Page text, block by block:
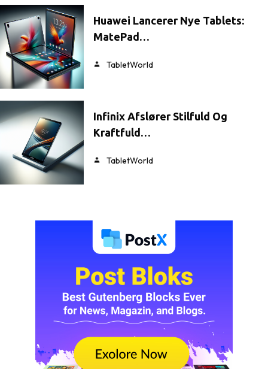
Huawei Lancerer Nye Tablets:
MatePad…
TabletWorld
Infinix Afslører Stilfuld Og
Kraftfuld…
TabletWorld